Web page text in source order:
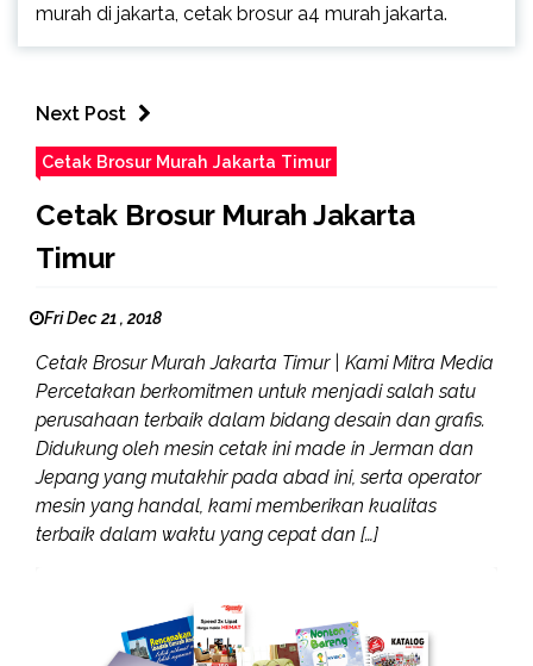
murah di jakarta, cetak brosur a4 murah jakarta.
Next Post
Cetak Brosur Murah Jakarta Timur
Cetak Brosur Murah Jakarta
Timur
Fri Dec 21 , 2018
Cetak Brosur Murah Jakarta Timur | Kami Mitra Media
Percetakan berkomitmen untuk menjadi salah satu
perusahaan terbaik dalam bidang desain dan grafis.
Didukung oleh mesin cetak ini made in Jerman dan
Jepang yang mutakhir pada abad ini, serta operator
mesin yang handal, kami memberikan kualitas
terbaik dalam waktu yang cepat dan […]